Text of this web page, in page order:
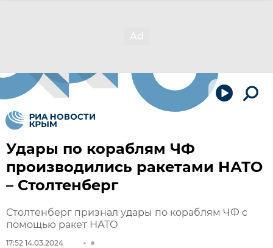
Удары по кораблям ЧФ
производились ракетами НАТО
– Столтенберг
Столтенберг признал удары по кораблям ЧФ с
помощью ракет НАТО
17:52 14.03.2024